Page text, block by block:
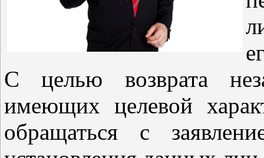
С целью возврата
имеющих целевой
обращаться с